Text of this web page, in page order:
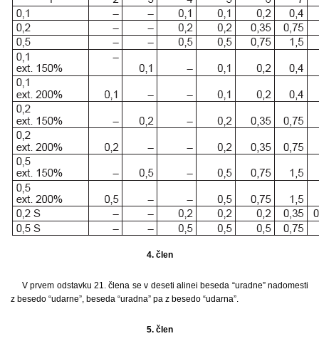
4. člen
V prvem odstavku 21. člena se v deseti alinei beseda “uradne” nadomesti
z besedo “udarne”, beseda “uradna” pa z besedo “udarna”.
5. člen